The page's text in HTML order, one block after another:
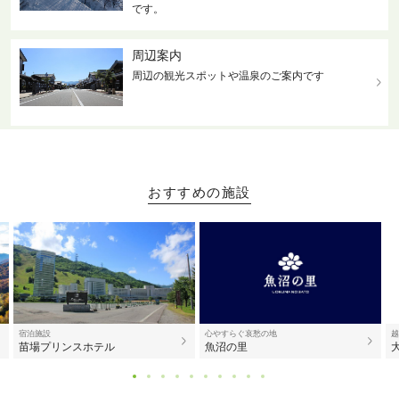
です。
周辺案内
周辺の観光スポットや温泉のご案内です
おすすめの施設
宿泊施設
苗場プリンスホテル
心やすらぐ哀愁の地
魚沼の里